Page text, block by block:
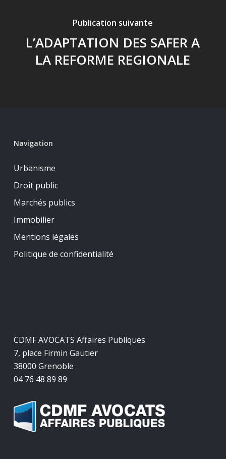
Publication suivante
L’ADAPTATION DES SAFER A
LA REFORME REGIONALE
Navigation
Urbanisme
Droit public
Marchés publics
Immobilier
Mentions légales
Politique de confidentialité
CDMF AVOCATS Affaires Publiques
7, place Firmin Gautier
38000 Grenoble
04 76 48 89 89